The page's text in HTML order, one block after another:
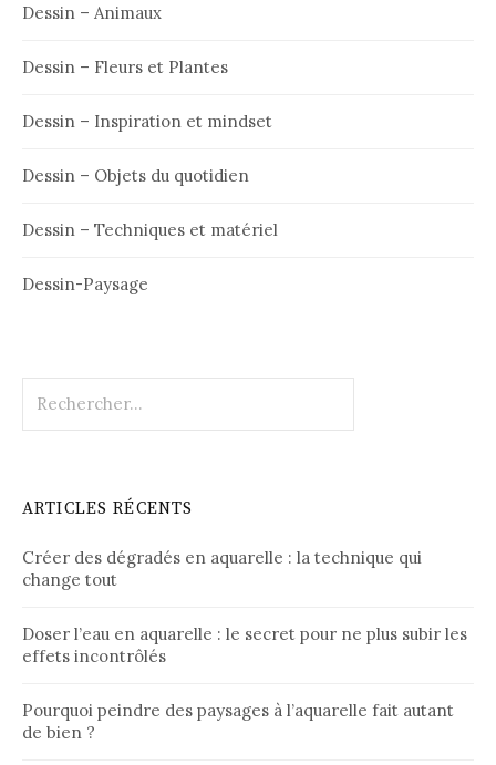
Dessin – Animaux
Dessin – Fleurs et Plantes
Dessin – Inspiration et mindset
Dessin – Objets du quotidien
Dessin – Techniques et matériel
Dessin-Paysage
ARTICLES RÉCENTS
Créer des dégradés en aquarelle : la technique qui
change tout
Doser l’eau en aquarelle : le secret pour ne plus subir les
effets incontrôlés
Pourquoi peindre des paysages à l’aquarelle fait autant
de bien ?